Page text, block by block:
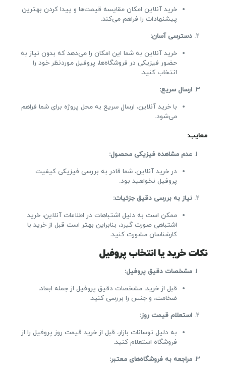
خرید آنلاین امکان مقایسه قیمت‌ها و پیدا کردن بهترین
پیشنهادات را فراهم می‌کند.
دسترسی آسان:
خرید آنلاین به شما این امکان را می‌دهد که بدون نیاز به
حضور فیزیکی در فروشگاه‌ها، پروفیل موردنظر خود را
انتخاب کنید.
ارسال سریع:
با خرید آنلاین، ارسال سریع به محل پروژه برای شما فراهم
می‌شود.
معایب:
عدم مشاهده فیزیکی محصول:
در خرید آنلاین، شما قادر به بررسی فیزیکی کیفیت
پروفیل نخواهید بود.
نیاز به بررسی دقیق جزئیات:
ممکن است به دلیل اشتباهات در اطلاعات آنلاین، خرید
اشتباهی صورت گیرد، بنابراین بهتر است قبل از خرید با
کارشناسان مشورت کنید.
نکات خرید یا انتخاب پروفیل
مشخصات دقیق پروفیل:
قبل از خرید، مشخصات دقیق پروفیل از جمله ابعاد،
ضخامت، و جنس را بررسی کنید.
استعلام قیمت روز:
به دلیل نوسانات بازار، قبل از خرید قیمت روز پروفیل را از
فروشگاه استعلام کنید.
مراجعه به فروشگاه‌های معتبر: